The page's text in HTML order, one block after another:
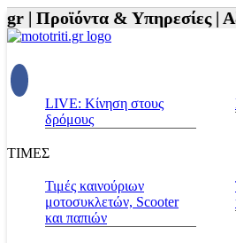
Προϊόντα & Υπηρεσίες |
LIVE: Κίνηση στους
δρόμους
ΤΙΜΕΣ
Τιμές καινούριων
μοτοσυκλετών, Scooter
και παπιών